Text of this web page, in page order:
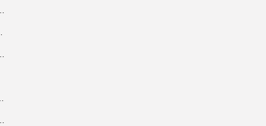
i jak je rozwiązać?
od pierwszej...
topowych wzorów
i zdrową murawą?
dla swojego wnętrza